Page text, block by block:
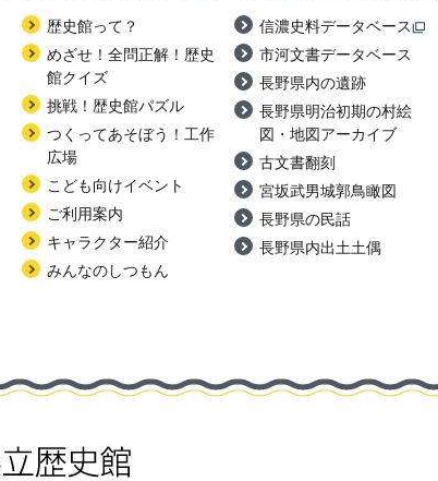
歴史館って？
めざせ！全問正解！歴史
館クイズ
挑戦！歴史館パズル
つくってあそぼう！工作
広場
こども向けイベント
ご利用案内
キャラクター紹介
みんなのしつもん
信濃史料データベース
市河文書データベース
長野県内の遺跡
長野県明治初期の村絵
図・地図アーカイブ
古文書翻刻
宮坂武男城郭鳥瞰図
長野県の民話
長野県内出土土偶